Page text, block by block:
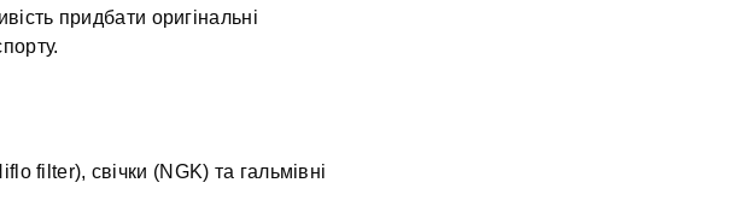
придбати оригінальні
filter), свічки (NGK) та гальмівні